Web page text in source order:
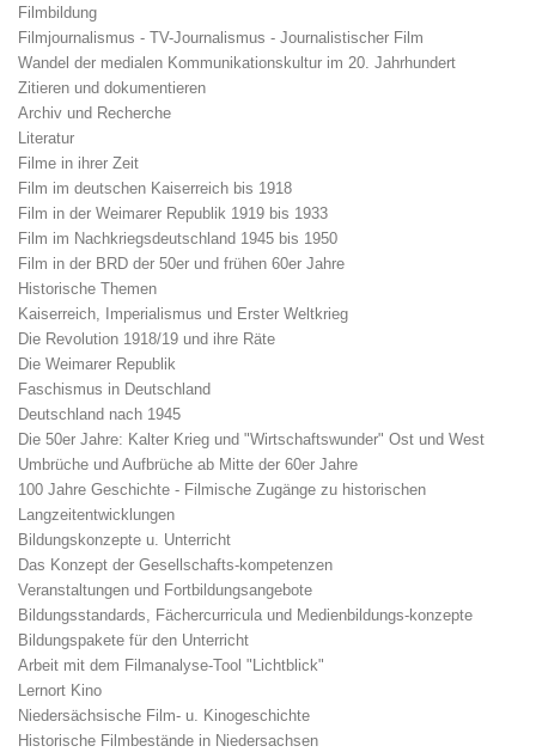
Filmbildung
Filmjournalismus - TV-Journalismus - Journalistischer Film
Wandel der medialen Kommunikationskultur im 20. Jahrhundert
Zitieren und dokumentieren
Archiv und Recherche
Literatur
Filme in ihrer Zeit
Film im deutschen Kaiserreich bis 1918
Film in der Weimarer Republik 1919 bis 1933
Film im Nachkriegsdeutschland 1945 bis 1950
Film in der BRD der 50er und frühen 60er Jahre
Historische Themen
Kaiserreich, Imperialismus und Erster Weltkrieg
Die Revolution 1918/19 und ihre Räte
Die Weimarer Republik
Faschismus in Deutschland
Deutschland nach 1945
Die 50er Jahre: Kalter Krieg und "Wirtschaftswunder" Ost und West
Umbrüche und Aufbrüche ab Mitte der 60er Jahre
100 Jahre Geschichte - Filmische Zugänge zu historischen
Langzeitentwicklungen
Bildungskonzepte u. Unterricht
Das Konzept der Gesellschafts-kompetenzen
Veranstaltungen und Fortbildungsangebote
Bildungsstandards, Fächercurricula und Medienbildungs-konzepte
Bildungspakete für den Unterricht
Arbeit mit dem Filmanalyse-Tool "Lichtblick"
Lernort Kino
Niedersächsische Film- u. Kinogeschichte
Historische Filmbestände in Niedersachsen